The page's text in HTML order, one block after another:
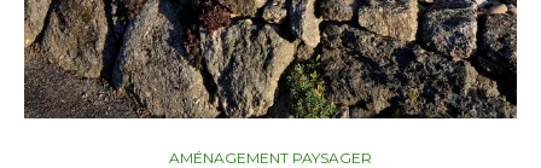
AMÉNAGEMENT PAYSAGER